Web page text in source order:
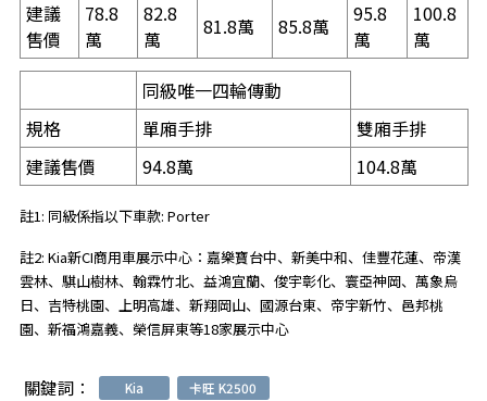
建議
售價
78.8
萬
82.8
萬
81.8萬 85.8萬
95.8
萬
100.8
萬
同級唯一四輪傳動
規格
單廂手排
雙廂手排
建議售價
94.8萬 104.8萬
註1: 同級係指以下車款: Porter
註2: Kia新CI商用車展示中心：嘉樂寶台中、新美中和、佳豐花蓮、帝漢
雲林、騏山樹林、翰霖竹北、益鴻宜蘭、俊宇彰化、寰亞神岡、萬象烏
日、吉特桃園、上明高雄、新翔岡山、國源台東、帝宇新竹、邑邦桃
園、新福鴻嘉義、榮信屏東等18家展示中心
關鍵詞： Kia 卡旺 K2500